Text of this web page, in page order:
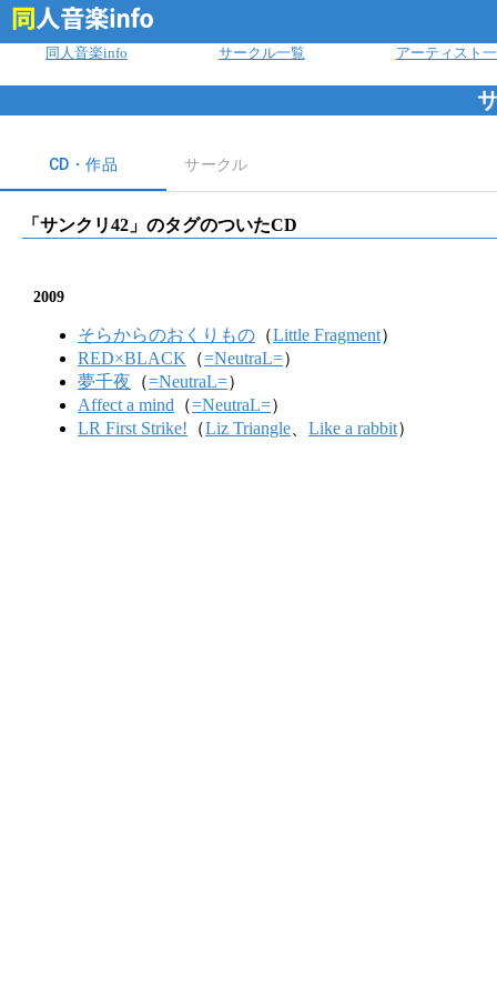
同人音楽info サークル一覧 アーティスト
CD・作品 サークル
「 サンクリ42 」のタグのついたCD
2009
そらからのおくりもの （Little Fragment）
RED×BLACK （=NeutraL=）
夢千夜 （=NeutraL=）
Affect a mind （=NeutraL=）
LR First Strike! （Liz Triangle Like a rabbit）